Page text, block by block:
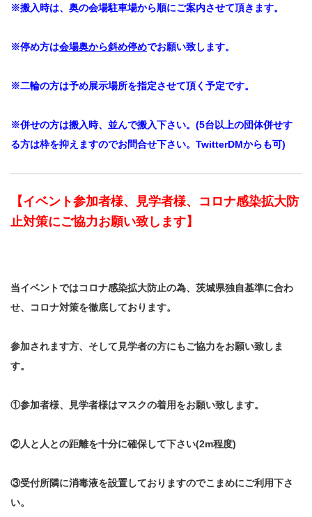
※搬入時は、奥の会場駐車場から順にご案内させて頂きます。
※停め方は会場奥から斜め停めでお願い致します。
※二輪の方は予め展示場所を指定させて頂く予定です。
※併せの方は搬入時、並んで搬入下さい。(5台以上の団体併せす
る方は枠を抑えますのでお問合せ下さい。TwitterDMからも可)
【イベント参加者様、見学者様、コロナ感染拡大防
止対策にご協力お願い致します】
当イベントではコロナ感染拡大防止の為、茨城県独自基準に合わ
せ、コロナ対策を徹底しております。
参加されます方、そして見学者の方にもご協力をお願い致しま
す。
①参加者様、見学者様はマスクの着用をお願い致します。
②人と人との距離を十分に確保して下さい(2m程度)
③受付所隣に消毒液を設置しておりますのでこまめにご利用下さ
い。